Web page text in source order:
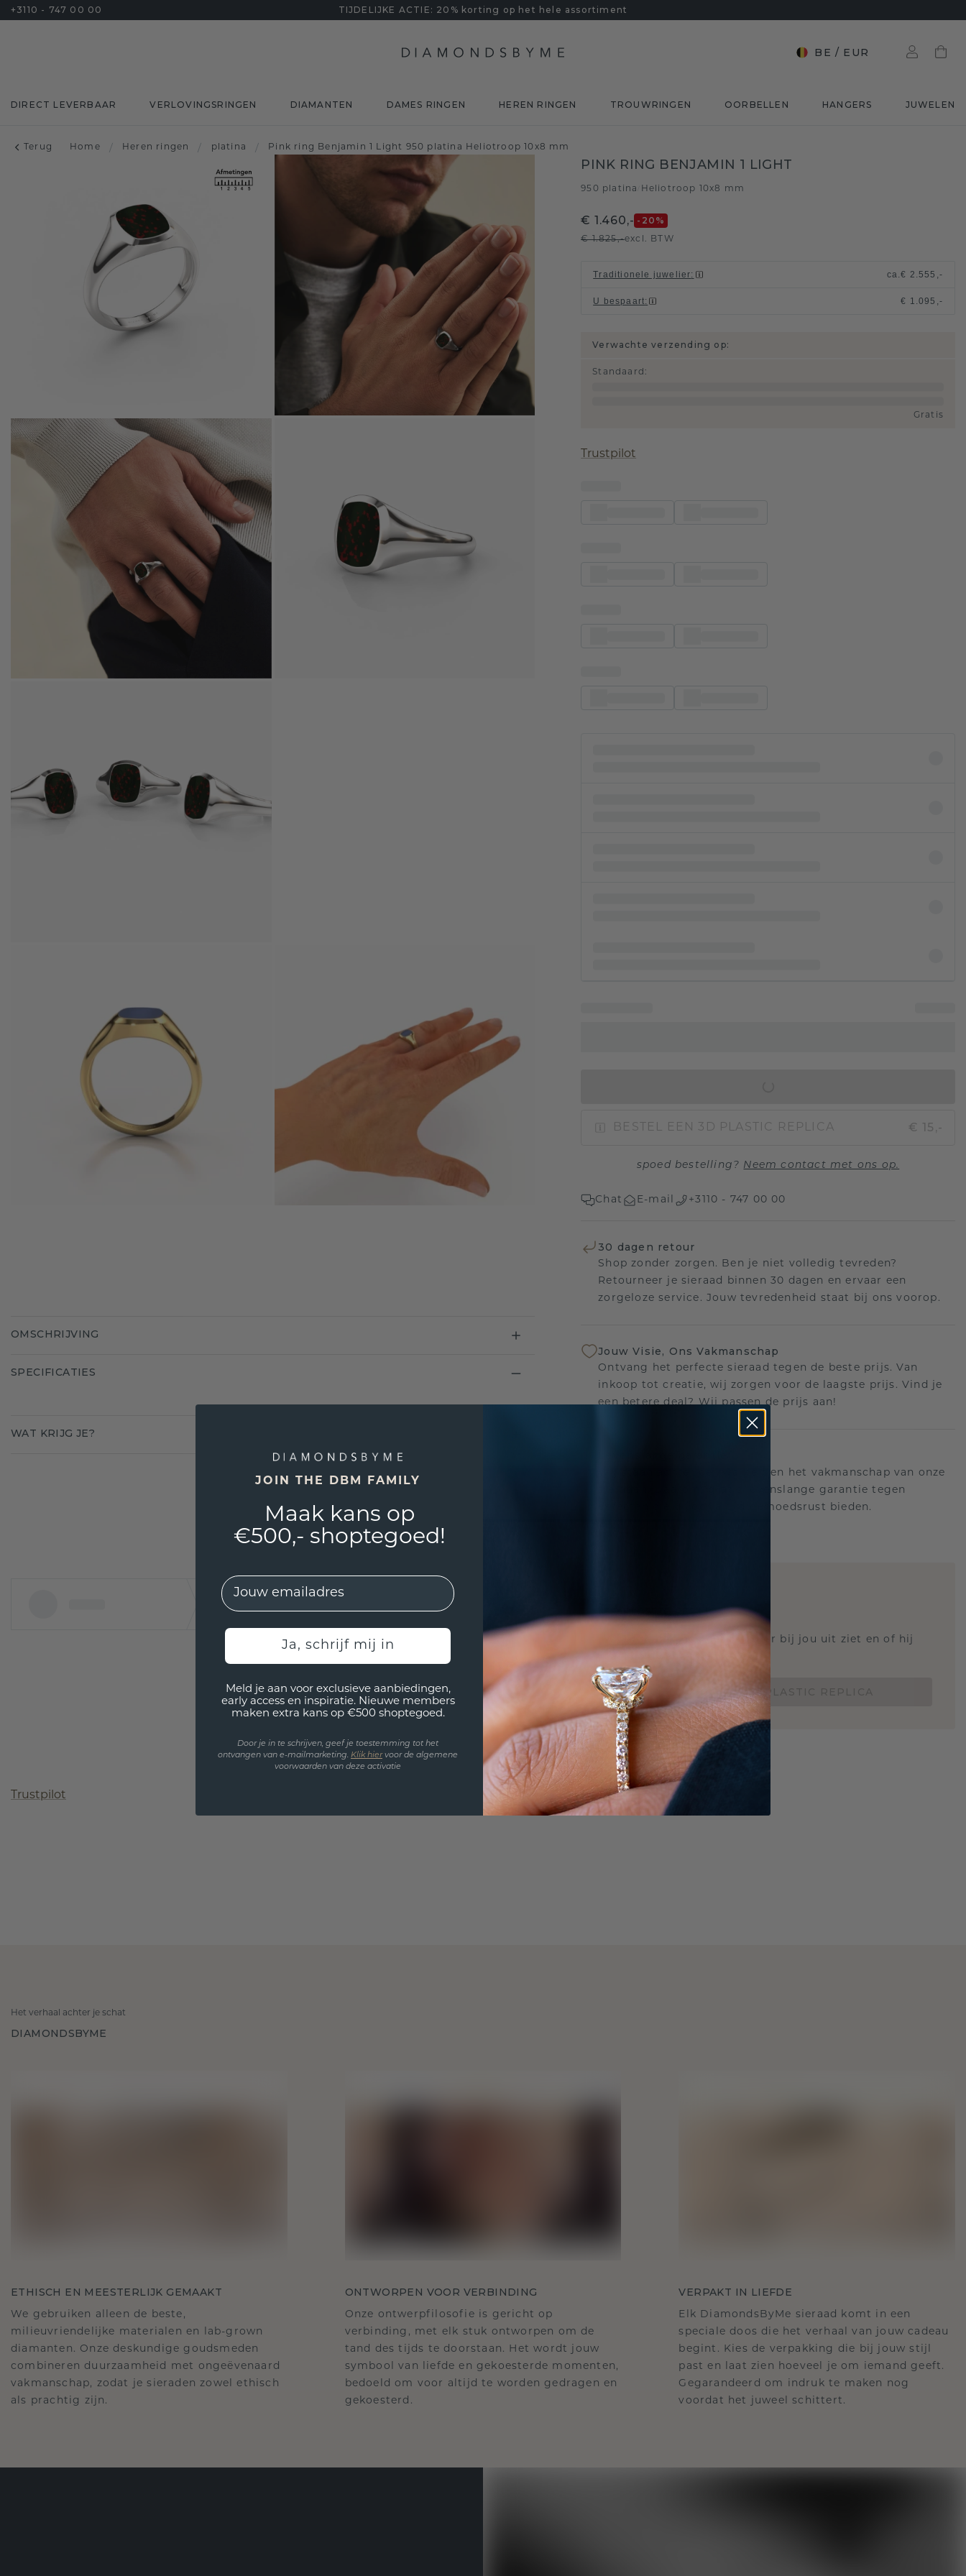
+3110 - 747 00 00 TIJDELIJKE ACTIE: 20% korting op het hele assortiment
BE / EUR
DIRECT LEVERBAAR VERLOVINGSRINGEN DIAMANTEN DAMES RINGEN HEREN RINGEN TROUWRINGEN OORBELLEN HANGERS JUWELEN
Terug Home / Heren ringen / platina / Pink ring Benjamin 1 Light 950 platina Heliotroop 10x8 mm
PINK RING BENJAMIN 1 LIGHT
950 platina Heliotroop 10x8 mm
€ 1.460,- -20 %
€ 1.825,-excl. BTW
Traditionele juwelier: ca.€ 2.555,-
U bespaart: € 1.095,-
Verwachte verzending op:
Standaard :
Gratis
Trustpilot
BESTEL EEN 3D PLASTIC REPLICA € 15,-
spoed bestelling? Neem contact met ons op.
Chat E-mail +3110 - 747 00 00
30 dagen retour
Shop zonder zorgen. Ben je niet volledig tevreden?
Retourneer je sieraad binnen 30 dagen en ervaar een
zorgeloze service. Jouw tevredenheid staat bij ons voorop.
Jouw Visie, Ons Vakmanschap
Ontvang het perfecte sieraad tegen de beste prijs. Van
inkoop tot creatie, wij zorgen voor de laagste prijs. Vind je
een betere deal? Wij passen de prijs aan!
Wij staan achter de kwaliteit en het vakmanschap van onze
sieraden. Daarom: gratis levenslange garantie tegen
defecten die u voor altijd gemoedsrust bieden.
3D PLASTIC REPLICA
Wil jij weten hoe deze ring er bij jou uit ziet en of hij
BESTEL EEN 3D PLASTIC REPLICA
OMSCHRIJVING
SPECIFICATIES
WAT KRIJG JE?
Trustpilot
Het verhaal achter je schat
DIAMONDSBYME
ETHISCH EN MEESTERLIJK GEMAAKT
We gebruiken alleen de beste,
milieuvriendelijke materialen en lab-grown
diamanten. Onze deskundige goudsmeden
combineren duurzaamheid met ongeëvenaard
vakmanschap, zodat je sieraden zowel ethisch
als prachtig zijn.
ONTWORPEN VOOR VERBINDING
Onze ontwerpfilosofie is gericht op
verbinding, met elk stuk ontworpen om de
tand des tijds te doorstaan. Het wordt jouw
symbool van liefde en gekoesterde momenten,
bedoeld om voor altijd te worden gedragen en
gekoesterd.
VERPAKT IN LIEFDE
Elk DiamondsByMe sieraad komt in een
speciale doos die het verhaal van jouw cadeau
begint. Kies de verpakking die bij jouw stijl
past en laat zien hoeveel je om iemand geeft.
Gegarandeerd om indruk te maken nog
voordat het juweel schittert.
JOIN THE DBM FAMILY
Maak kans op
€500,- shoptegoed!
EMail
Ja, schrijf mij in
Meld je aan voor exclusieve aanbiedingen,
early access en inspiratie. Nieuwe members
maken extra kans op €500 shoptegoed.
Door je in te schrijven, geef je toestemming tot het
ontvangen van e-mailmarketing. Klik hiervoor de algemene
voorwaarden van deze activatie